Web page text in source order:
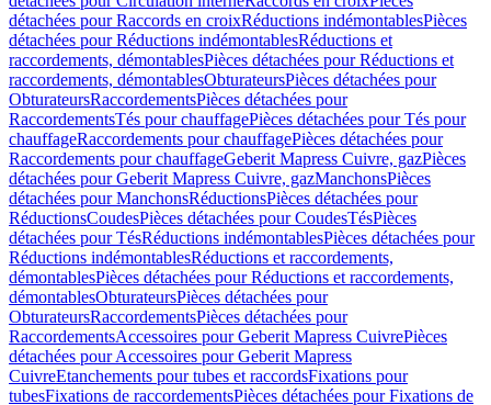
détachées pour Raccords en croixRéductions indémontablesPièces
détachées pour Réductions indémontablesRéductions et
raccordements, démontablesPièces détachées pour Réductions et
raccordements, démontablesObturateursPièces détachées pour
ObturateursRaccordementsPièces détachées pour
RaccordementsTés pour chauffagePièces détachées pour Tés pour
chauffageRaccordements pour chauffagePièces détachées pour
Raccordements pour chauffageGeberit Mapress Cuivre, gazPièces
détachées pour Geberit Mapress Cuivre, gazManchonsPièces
détachées pour ManchonsRéductionsPièces détachées pour
RéductionsCoudesPièces détachées pour CoudesTésPièces
détachées pour TésRéductions indémontablesPièces détachées pour
Réductions indémontablesRéductions et raccordements,
démontablesPièces détachées pour Réductions et raccordements,
démontablesObturateursPièces détachées pour
ObturateursRaccordementsPièces détachées pour
RaccordementsAccessoires pour Geberit Mapress CuivrePièces
détachées pour Accessoires pour Geberit Mapress
CuivreEtanchements pour tubes et raccordsFixations pour
tubesFixations de raccordementsPièces détachées pour Fixations de